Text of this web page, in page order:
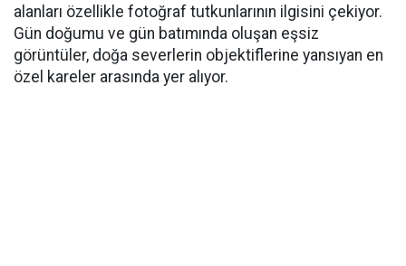
alanları özellikle fotoğraf tutkunlarının ilgisini çekiyor.
Gün doğumu ve gün batımında oluşan eşsiz
görüntüler, doğa severlerin objektiflerine yansıyan en
özel kareler arasında yer alıyor.